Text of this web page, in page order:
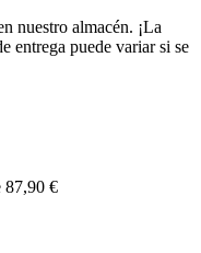
nuestro almacén. ¡La
entrega puede variar si se
87,90 €